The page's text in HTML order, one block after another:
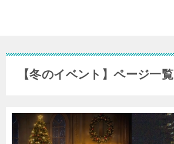
【冬のイベント】ページ一覧